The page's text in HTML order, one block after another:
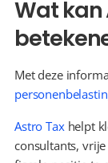
Wat kan
Astro Tax helpt
consultants,